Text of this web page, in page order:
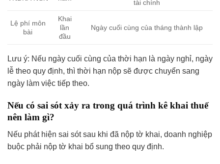
tài chính
Lệ phí môn
bài
Khai
lần
đầu
Ngày cuối cùng của tháng thành lập
Lưu ý: Nếu ngày cuối cùng của thời hạn là ngày nghỉ, ngày
lễ theo quy định, thì thời hạn nộp sẽ được chuyển sang
ngày làm việc tiếp theo.
Nếu có sai sót xảy ra trong quá trình kê khai thuế
nên làm gì?
Nếu phát hiện sai sót sau khi đã nộp tờ khai, doanh nghiệp
buộc phải nộp tờ khai bổ sung theo quy định.